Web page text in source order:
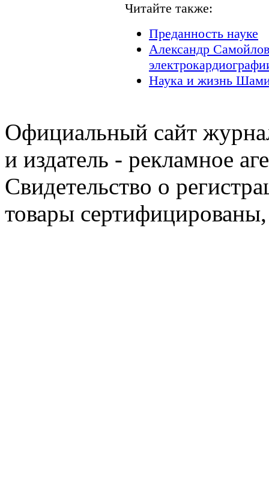
Читайте также:
Преданность науке
Александр
Наука и жизнь
Официальный сайт
и издатель - рекламное
Свидетельство о
товары